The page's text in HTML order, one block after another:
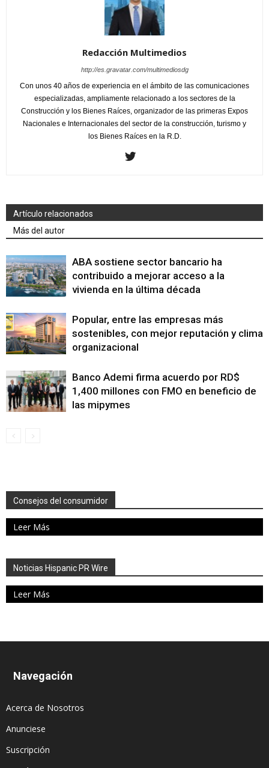
Redacción Multimedios
http://es.gravatar.com/multimediosdg
Con unos 40 años de experiencia en el ámbito de las comunicaciones
especializadas, ampliamente relacionado a los sectores de la
Construcción y los Bienes Raíces, organizador de las primeras Expos
Nacionales e Internacionales del sector de la construcción, turismo y
los Bienes Raíces en la R.D.
Artículo relacionados
Más del autor
ABA sostiene sector bancario ha
contribuido a mejorar acceso a la
vivienda en la última década
Popular, entre las empresas más
sostenibles, con mejor reputación y clima
organizacional
Banco Ademi firma acuerdo por RD$
1,400 millones con FMO en beneficio de
las mipymes
Consejos del consumidor
Leer Más
Noticias Hispanic PR Wire
Leer Más
Navegación
Acerca de Nosotros
Anunciese
Suscripción